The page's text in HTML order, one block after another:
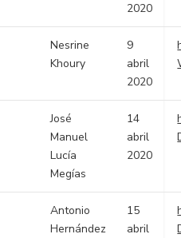
2020
Nesrine
Khoury
9
abril
2020
José
Manuel
Lucía
Megías
14
abril
2020
Antonio
Hernández
15
abril